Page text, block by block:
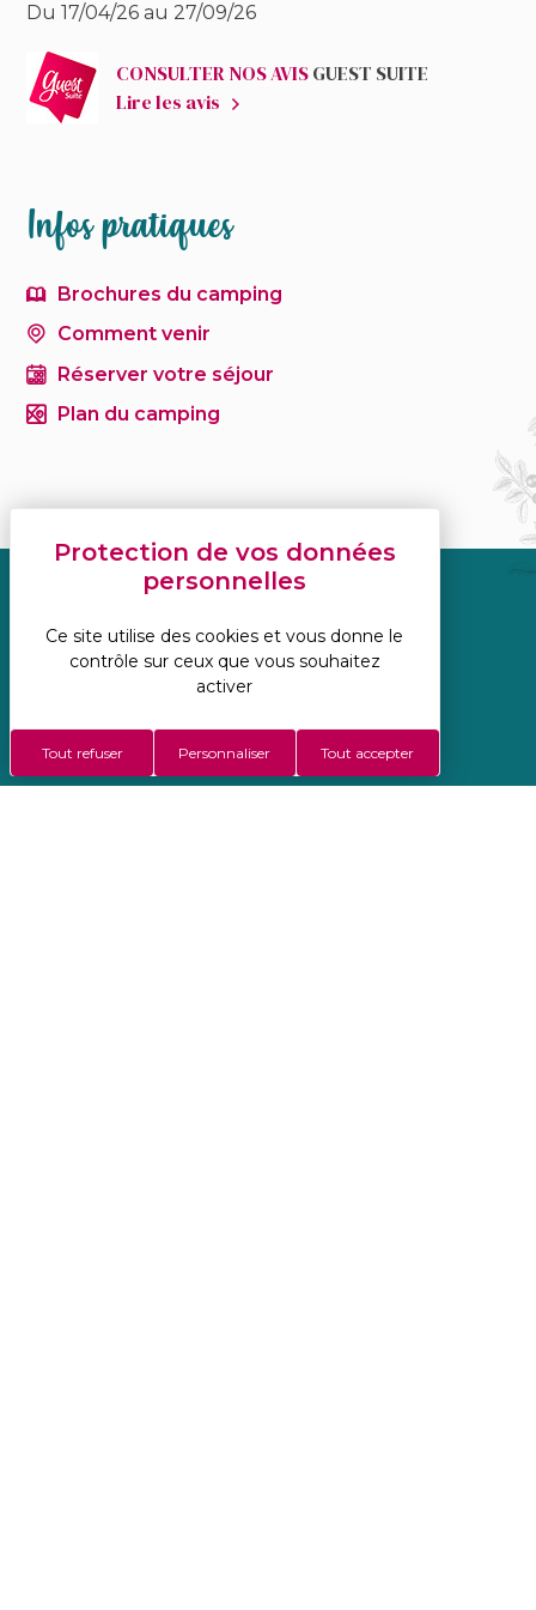
Du 17/04/26 au 27/09/26
CONSULTER NOS AVISGUEST SUITE
Lire les avis
Infos pratiques
Brochures du camping
Comment venir
Réserver votre séjour
Plan du camping
Réalisation Koredge
Mentions légales
Politique de confidentialité
Conditions Générales De Vente
Ce site utilise des cookies et vous donne le
contrôle sur ceux que vous souhaitez
activer
Tout accepter
Tout refuser Personnaliser